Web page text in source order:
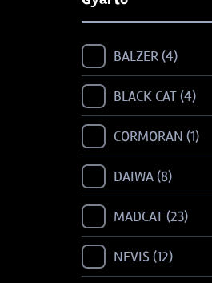
BALZER 4
BLACK CAT 4
CORMORAN 1
DAIWA 8
MADCAT 23
NEVIS 12